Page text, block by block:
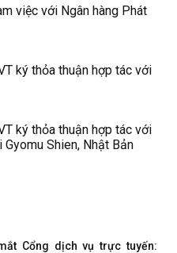
việc với Ngân hàng Phát
ký thỏa thuận hợp tác với
ký thỏa thuận hợp tác với
Shien, Nhật Bản
Cổng dịch vụ trực tuyến: